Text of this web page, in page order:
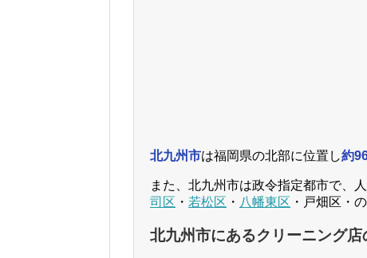
北九州市は福岡県の北部に位置し約
また、北九州市は政令指定都市で、
司区 ・ 若松区 ・ 八幡東区 ・戸畑区・
北九州市にあるクリーニング店